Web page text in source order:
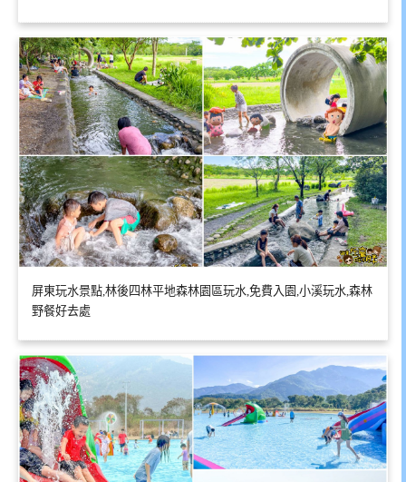
屏東玩水景點,林後四林平地森林園區玩水,免費入園,小溪玩水,森林
野餐好去處